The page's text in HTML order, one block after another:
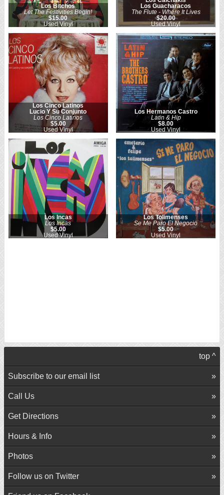
Los Bitchos
Let The Festivities Begin!
$15.00
Used Vinyl
Los Guacharacos
The Flute - Where It Lives
$20.00
Used Vinyl
Los Cinco Latinos
Lucio Y Su Conjunto
Los Cinco Latinos
$5.00
Used Vinyl
Los Hermanos Castro
Latin & Hip
$8.00
Used Vinyl
Los Incas
Los Incas
$5.00
Used Vinyl
Los Tolimenses
Se Me Paro El Negocio
$5.00
Used Vinyl
top ^
Subscribe to our email list
Call Us
Get Directions
Hours & Info
Photos
Follow us on Twitter